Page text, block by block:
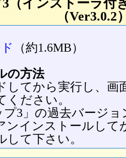
（インストーラ付
（Ver3.0.2
（約1.6MB）
の方法
してから実行し、画
ください。
3」の過去バージ
ンインストールして
して下さい。